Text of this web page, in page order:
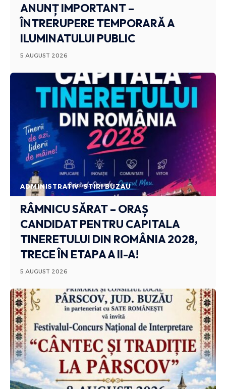
ANUNȚ IMPORTANT –
ÎNTRERUPERE TEMPORARĂ A
ILUMINATULUI PUBLIC
5 AUGUST 2026
ADMINISTRATIV STIRI BUZAU
RÂMNICU SĂRAT – ORAȘ
CANDIDAT PENTRU CAPITALA
TINERETULUI DIN ROMÂNIA 2028,
TRECE ÎN ETAPA A II-A!
5 AUGUST 2026